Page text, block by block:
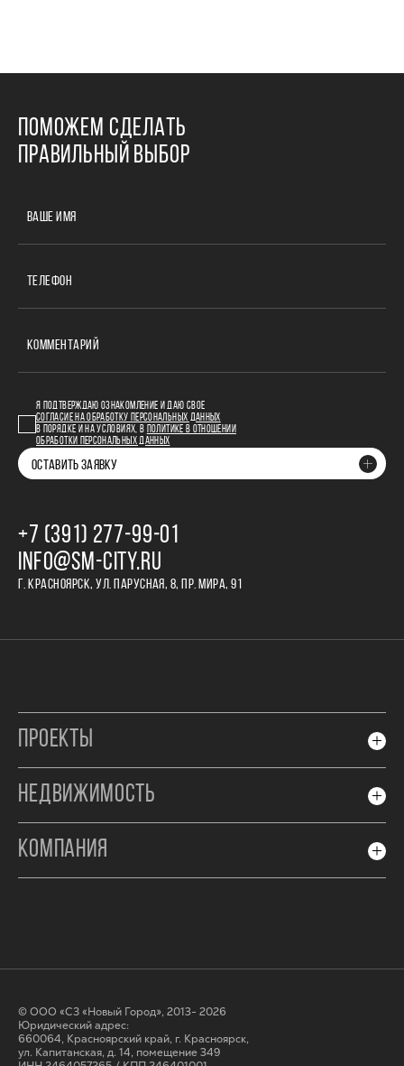
ПОМОЖЕМ СДЕЛАТЬ
ПРАВИЛЬНЫЙ ВЫБОР
ВАШЕ ИМЯ
ТЕЛЕФОН
КОММЕНТАРИЙ
Я ПОДТВЕРЖДАЮ ОЗНАКОМЛЕНИЕ И ДАЮ СВОЕ
СОГЛАСИЕ НА ОБРАБОТКУ ПЕРСОНАЛЬНЫХ ДАННЫХ
В ПОРЯДКЕ И НА УСЛОВИЯХ, В
ПОЛИТИКЕ В ОТНОШЕНИИ
ОБРАБОТКИ ПЕРСОНАЛЬНЫХ ДАННЫХ
ОСТАВИТЬ ЗАЯВКУ
+7 (391) 277‒99‒01
INFO@SM-CITY.RU
Г. КРАСНОЯРСК, УЛ. ПАРУСНАЯ, 8, ПР. МИРА, 91
ПРОЕКТЫ
НЕДВИЖИМОСТЬ
КОМПАНИЯ
© ООО «СЗ «Новый Город», 2013- 2026
Юридический адрес:
660064, Красноярский край, г. Красноярск,
ул. Капитанская, д. 14, помещение 349